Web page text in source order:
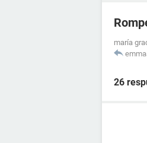
maría
26